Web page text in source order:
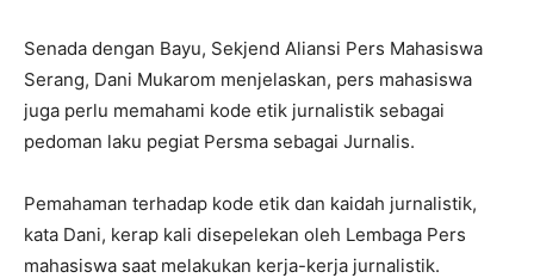
Senada dengan Bayu, Sekjend Aliansi Pers Mahasiswa
Serang, Dani Mukarom menjelaskan, pers mahasiswa
juga perlu memahami kode etik jurnalistik sebagai
pedoman laku pegiat Persma sebagai Jurnalis.
Pemahaman terhadap kode etik dan kaidah jurnalistik,
kata Dani, kerap kali disepelekan oleh Lembaga Pers
mahasiswa saat melakukan kerja-kerja jurnalistik.